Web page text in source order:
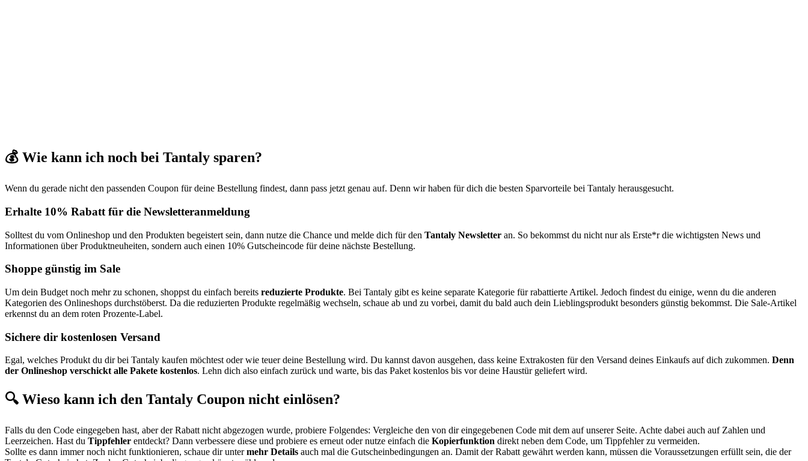
💰 Wie kann ich noch bei Tantaly sparen?
Wenn du gerade nicht den passenden Coupon für deine Bestellung findest, dann pass jetzt genau auf. Denn wir haben für dich die besten Sparvorteile bei Tantaly herausgesucht.
Erhalte 10% Rabatt für die Newsletteranmeldung
Solltest du vom Onlineshop und den Produkten begeistert sein, dann nutze die Chance und melde dich für den Tantaly Newsletter an. So bekommst du nicht nur als Erste*r die wichtigsten News und
Informationen über Produktneuheiten, sondern auch einen 10% Gutscheincode für deine nächste Bestellung.
Shoppe günstig im Sale
Um dein Budget noch mehr zu schonen, shoppst du einfach bereits reduzierte Produkte. Bei Tantaly gibt es keine separate Kategorie für rabattierte Artikel. Jedoch findest du einige, wenn du die anderen
Kategorien des Onlineshops durchstöberst. Da die reduzierten Produkte regelmäßig wechseln, schaue ab und zu vorbei, damit du bald auch dein Lieblingsprodukt besonders günstig bekommst. Die Sale-Artikel
erkennst du an dem roten Prozente-Label.
Sichere dir kostenlosen Versand
Egal, welches Produkt du dir bei Tantaly kaufen möchtest oder wie teuer deine Bestellung wird. Du kannst davon ausgehen, dass keine Extrakosten für den Versand deines Einkaufs auf dich zukommen. Denn
der Onlineshop verschickt alle Pakete kostenlos. Lehn dich also einfach zurück und warte, bis das Paket kostenlos bis vor deine Haustür geliefert wird.
🔍 Wieso kann ich den Tantaly Coupon nicht einlösen?
Falls du den Code eingegeben hast, aber der Rabatt nicht abgezogen wurde, probiere Folgendes: Vergleiche den von dir eingegebenen Code mit dem auf unserer Seite. Achte dabei auch auf Zahlen und
Leerzeichen. Hast du Tippfehler entdeckt? Dann verbessere diese und probiere es erneut oder nutze einfach die Kopierfunktion direkt neben dem Code, um Tippfehler zu vermeiden.
Sollte es dann immer noch nicht funktionieren, schaue dir untermehr Details auch mal die Gutscheinbedingungen an. Damit der Rabatt gewährt werden kann, müssen die Voraussetzungen erfüllt sein, die der